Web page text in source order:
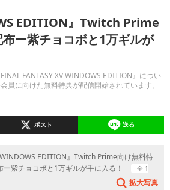
EDITION』Twitch Prime
ー紫チョコボと1万ギルが
FANTASY XV WINDOWS EDITION』につい
員に向けた無料特典が配信開始されています。
ポスト 送る
WINDOWS EDITION』Twitch Prime向け無料特
ー紫チョコボと1万ギルが手に入る！
全 1
拡大写真